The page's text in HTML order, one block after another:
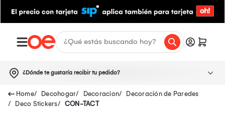
¿Dónde te gustaría recibir tu pedido?
Decohogar Decoracion
Decoración de Paredes
Deco Stickers
CON-TACT